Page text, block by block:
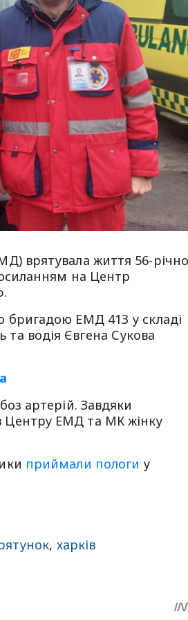
врятувала життя 56-
на Центр
бригадою ЕМД 413 у складі
водія Євгена Сукова
артерій. Завдяки
Центру ЕМД та МК жінку
приймали пологи у
, харків